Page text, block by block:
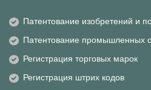
Патентование изобретений и
Патентование промышленных
Регистрация торговых марок
Регистрация штрих кодов